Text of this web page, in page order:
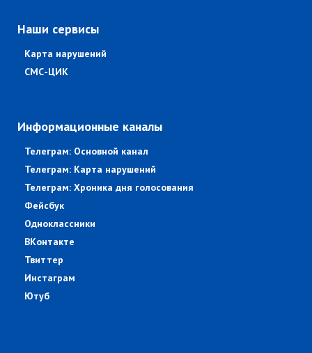
Наши сервисы
Карта нарушений
СМС-ЦИК
Информационные каналы
Телеграм: Основной канал
Телеграм: Карта нарушений
Телеграм: Хроника дня голосования
Фейсбук
Одноклассники
ВКонтакте
Твиттер
Инстаграм
Ютуб